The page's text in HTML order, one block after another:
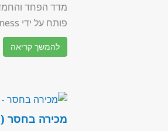
פותח על ידי CNN Business כדי למדוד כיצד ...
להמשך קריאה
מכירה בחסר (Short) – איך זה עובד